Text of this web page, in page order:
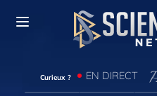
Curieux ? EN DIRECT